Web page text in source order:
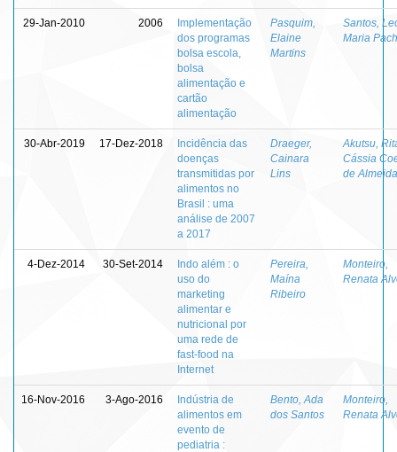
29-Jan-2010 2006
Implementação
dos programas
bolsa escola,
bolsa
alimentação e
cartão
alimentação
Pasquim,
Elaine
Martins
Santos,
Maria
30-Abr-2019 17-Dez-2018
Incidência das
doenças
transmitidas por
alimentos no
Brasil : uma
análise de 2007
a 2017
Draeger,
Cainara
Lins
Akutsu,
Cássia
de Almeida
4-Dez-2014 30-Set-2014
Indo além : o
uso do
marketing
alimentar e
nutricional por
uma rede de
fast-food na
Internet
Pereira,
Maína
Ribeiro
Monteiro,
Renata
16-Nov-2016 3-Ago-2016
Indústria de
alimentos em
evento de
pediatria :
Bento, Ada
dos Santos
Monteiro,
Renata